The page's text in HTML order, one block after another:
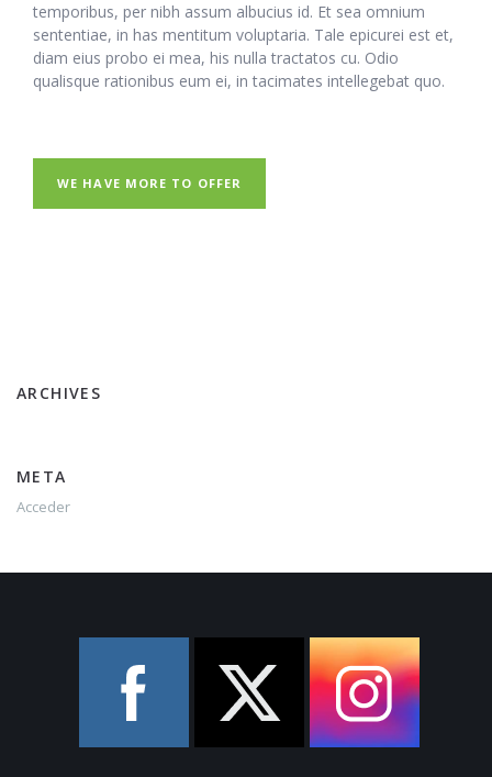
temporibus, per nibh assum albucius id. Et sea omnium
sententiae, in has mentitum voluptaria. Tale epicurei est et,
diam eius probo ei mea, his nulla tractatos cu. Odio
qualisque rationibus eum ei, in tacimates intellegebat quo.
WE HAVE MORE TO OFFER
ARCHIVES
META
Acceder